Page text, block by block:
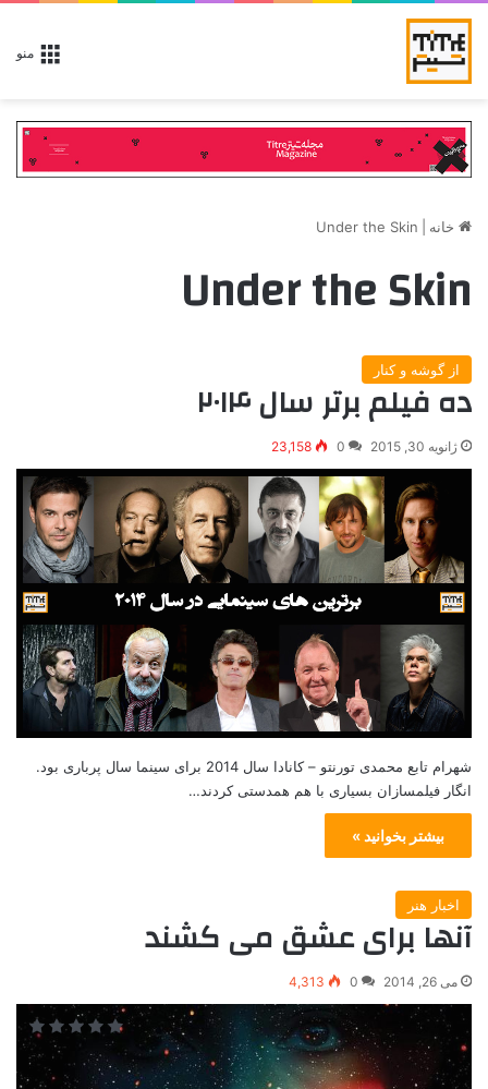
منو
خانه Under the Skin
Under the Skin
از گوشه و کنار
ده فیلم برتر سال ۲۰۱۴
ژانویه 30, 2015 0
23,158
شهرام تابع محمدی تورنتو – کانادا سال 2014 برای سینما سال پرباری بود.
انگار فیلمسازان بسیاری با هم همدستی کردند…
بیشتر بخوانید »
اخبار هنر
آنها برای عشق می کشند
می 26, 2014 0
4,313